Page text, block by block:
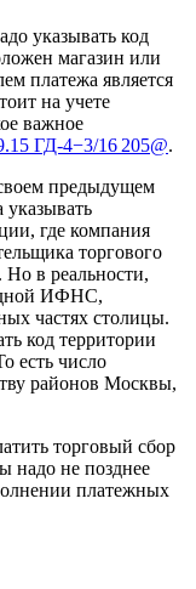
указывать код
магазин или
платежа является
на учете
важное
ГД-4−3/16 205@.
предыдущем
указывать
где компания
торгового
Но в реальности,
ИФНС,
частях столицы.
код территории
есть число
районов Москвы,
торговый сбор
надо не позднее
платежных